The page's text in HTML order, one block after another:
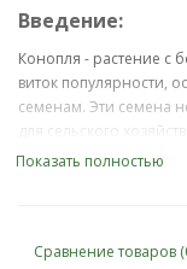
Введение:
Конопля - растение с
виток популярности,
семенам. Эти семена
для сельского
питательными
1.История и
Показать полностью
Сравнение товаров